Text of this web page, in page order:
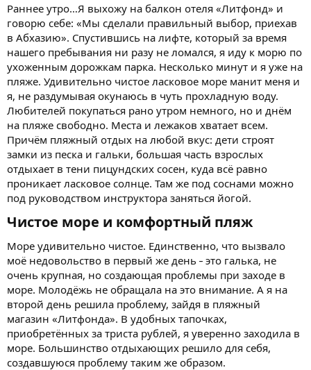
Раннее утро…Я выхожу на балкон отеля «Литфонд» и
говорю себе: «Мы сделали правильный выбор, приехав
в Абхазию». Спустившись на лифте, который за время
нашего пребывания ни разу не ломался, я иду к морю по
ухоженным дорожкам парка. Несколько минут и я уже на
пляже. Удивительно чистое ласковое море манит меня и
я, не раздумывая окунаюсь в чуть прохладную воду.
Любителей покупаться рано утром немного, но и днём
на пляже свободно. Места и лежаков хватает всем.
Причём пляжный отдых на любой вкус: дети строят
замки из песка и гальки, большая часть взрослых
отдыхает в тени пицундских сосен, куда всё равно
проникает ласковое солнце. Там же под соснами можно
под руководством инструктора заняться йогой.
Чистое море и комфортный пляж​
Море удивительно чистое. Единственно, что вызвало
моё недовольство в первый же день - это галька, не
очень крупная, но создающая проблемы при заходе в
море. Молодёжь не обращала на это внимание. А я на
второй день решила проблему, зайдя в пляжный
магазин «Литфонда». В удобных тапочках,
приобретённых за триста рублей, я уверенно заходила в
море. Большинство отдыхающих решило для себя,
создавшуюся проблему таким же образом.